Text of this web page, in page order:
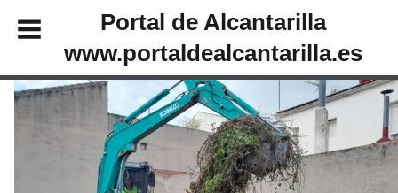
Portal de Alcantarilla
www.portaldealcantarilla.es